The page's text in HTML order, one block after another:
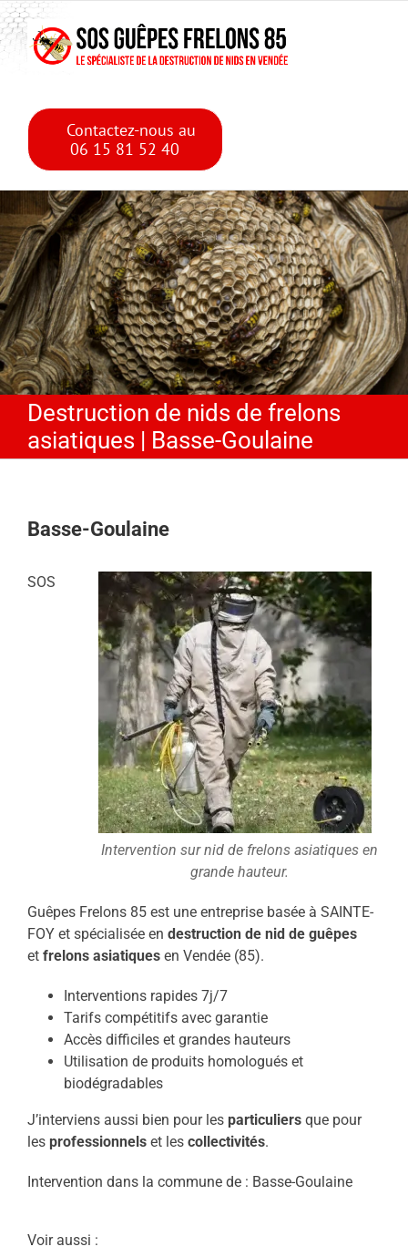
Skip to main content
Skip
to
content
Contactez-nous au
06 15 81 52 40
Destruction de nids de frelons
asiatiques | Basse-Goulaine
Basse-Goulaine
Intervention sur nid de frelons asiatiques en
grande hauteur.
SOS
Guêpes Frelons 85 est une entreprise basée à SAINTE-
FOY et spécialisée en destruction de nid de guêpes
et frelons asiatiquesen Vendée (85).
Interventions rapides 7j/7
Tarifs compétitifs avec garantie
Accès difficiles et grandes hauteurs
Utilisation de produits homologués et
biodégradables
J’interviens aussi bien pour les particuliersque pour
les professionnelset les collectivités.
Intervention dans la commune de : Basse-Goulaine
Voir aussi :